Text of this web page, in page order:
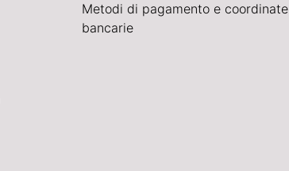
Metodi di pagamento e coordinate
bancarie